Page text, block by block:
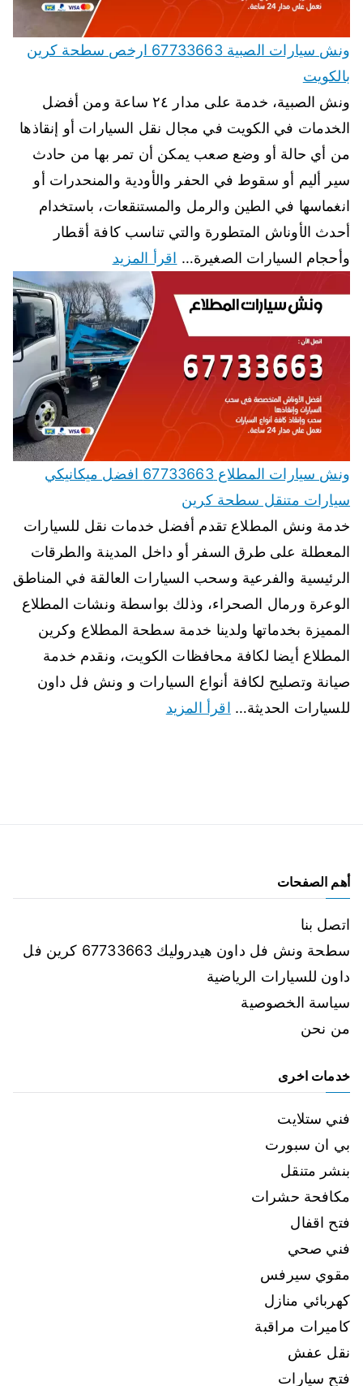
ونش سيارات الصبية 67733663 ارخص سطحة كرين
بالكويت
ونش الصبية، خدمة على مدار ٢٤ ساعة ومن أفضل
الخدمات في الكويت في مجال نقل السيارات أو إنقاذها
من أي حالة أو وضع صعب يمكن أن تمر بها من حادث
سير أليم أو سقوط في الحفر والأودية والمنحدرات أو
انغماسها في الطين والرمل والمستنقعات، باستخدام
أحدث الأوناش المتطورة والتي تناسب كافة أقطار
وأحجام السيارات الصغيرة… اقرأ المزيد
ونش سيارات المطلاع 67733663 افضل ميكانيكي
سيارات متنقل سطحة كرين
خدمة ونش المطلاع تقدم أفضل خدمات نقل للسيارات
المعطلة على طرق السفر أو داخل المدينة والطرقات
الرئيسية والفرعية وسحب السيارات العالقة في المناطق
الوعرة ورمال الصحراء، وذلك بواسطة ونشات المطلاع
المميزة بخدماتها ولدينا خدمة سطحة المطلاع وكرين
المطلاع أيضا لكافة محافظات الكويت، ونقدم خدمة
صيانة وتصليح لكافة أنواع السيارات و ونش فل داون
للسيارات الحديثة… اقرأ المزيد
أهم الصفحات
اتصل بنا
سطحة ونش فل داون هيدروليك 67733663 كرين فل
داون للسيارات الرياضية
سياسة الخصوصية
من نحن
خدمات اخرى
فني ستلايت
بي ان سبورت
بنشر متنقل
مكافحة حشرات
فتح اقفال
فني صحي
مقوي سيرفس
كهربائي منازل
كاميرات مراقبة
نقل عفش
فتح سيارات